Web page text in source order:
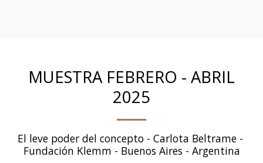
MUESTRA FEBRERO - ABRIL
2025
El leve poder del concepto - Carlota Beltrame -
Fundación Klemm - Buenos Aires - Argentina